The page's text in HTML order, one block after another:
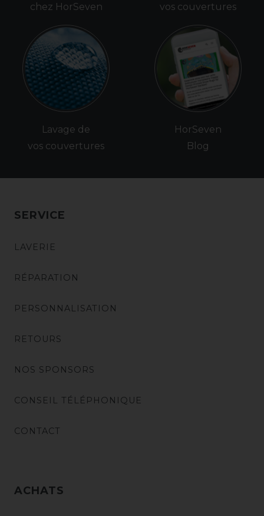
chez HorSeven
Lavage de
vos couvertures
vos couvertures
HorSeven
Blog
SERVICE
LAVERIE
RÉPARATION
PERSONNALISATION
RETOURS
NOS SPONSORS
CONSEIL TÉLÉPHONIQUE
CONTACT
ACHATS